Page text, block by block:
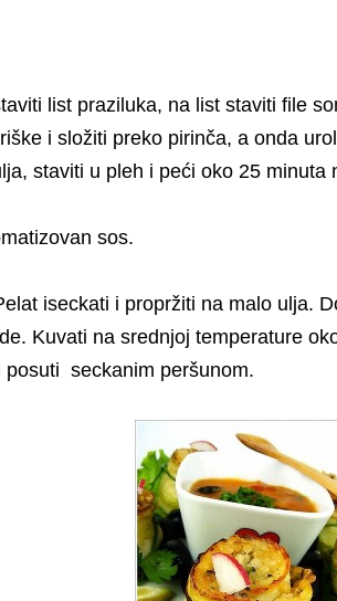
list praziluka, na list staviti file
i složiti preko pirinča, a onda
staviti u pleh i peći oko 25 minuta
sos.
iseckati i propržiti na malo ulja.
Kuvati na srednjoj temperature
posuti seckanim peršunom.